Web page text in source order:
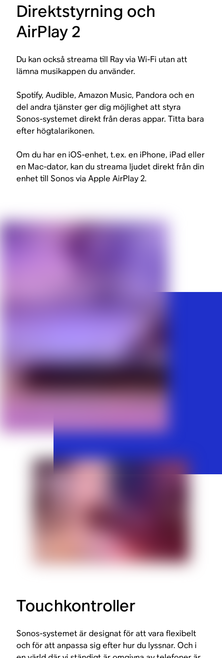
Direktstyrning och
AirPlay 2
Du kan också streama till Ray via Wi-Fi utan att
lämna musikappen du använder.
Spotify, Audible, Amazon Music, Pandora och en
del andra tjänster ger dig möjlighet att styra
Sonos-systemet direkt från deras appar. Titta bara
efter högtalarikonen.
Om du har en iOS-enhet, t.ex. en iPhone, iPad eller
en Mac-dator, kan du streama ljudet direkt från din
enhet till Sonos via Apple AirPlay 2.
Touchkontroller
Sonos-systemet är designat för att vara flexibelt
och för att anpassa sig efter hur du lyssnar. Och i